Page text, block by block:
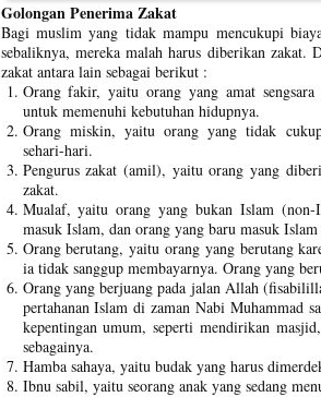
Golongan Penerima Zakat
Bagi muslim yang tidak mampu mencukupi
sebaliknya, mereka malah harus diberikan zakat.
zakat antara lain sebagai berikut :
Orang fakir, yaitu orang yang amat
untuk memenuhi kebutuhan hidupnya.
Orang miskin, yaitu orang yang tidak
sehari-hari.
Pengurus zakat (amil), yaitu orang yang
zakat.
Mualaf, yaitu orang yang bukan Islam
masuk Islam, dan orang yang baru masuk
Orang berutang, yaitu orang yang berutang
ia tidak sanggup membayarnya. Orang yang
Orang yang berjuang pada jalan Allah
pertahanan Islam di zaman Nabi Muhammad
kepentingan umum, seperti mendirikan
sebagainya.
Hamba sahaya, yaitu budak yang harus
Ibnu sabil, yaitu seorang anak yang sedang